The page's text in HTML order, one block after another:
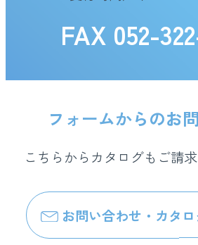
FAX 052-
フォームからのお
こちらからカタログもご請
お問い合わせ・カタ